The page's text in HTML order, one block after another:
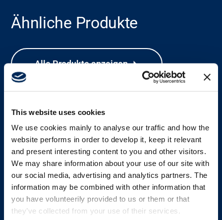
This website uses cookies
We use cookies mainly to analyse our traffic and how the
website performs in order to develop it, keep it relevant
and present interesting content to you and other visitors.
We may share information about your use of our site with
our social media, advertising and analytics partners. The
information may be combined with other information that
you have volunteerily provided to us or them or that
they’ve collected from your use of their services.
Karriere
Mediendatenbank
Ähnliche Produkte
Alle Produkte anzeigen